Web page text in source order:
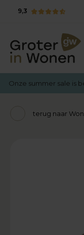
9,3
Onze summer sale is
terug naar